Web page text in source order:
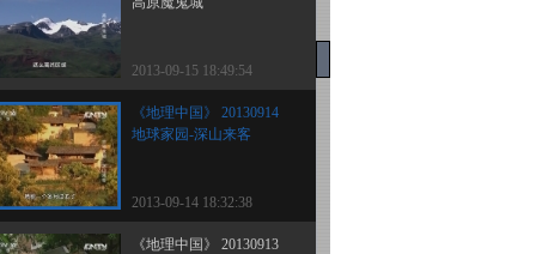
2013-09-15 18:49:54
《地理中国》 20130914
地球家园-深山来客
2013-09-14 18:32:38
《地理中国》 20130913